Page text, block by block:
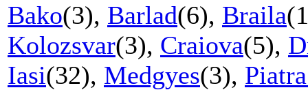
Bako(3), Barlad(6), Braila
Kolozsvar(3), Craiova(5),
Iasi(32), Medgyes(3),